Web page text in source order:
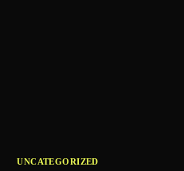
UNCATEGORIZED